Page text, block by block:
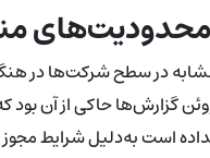
در سطح شرکت‌ها در
گزارش‌ها حاکی از آن
است به‌دلیل شرایط